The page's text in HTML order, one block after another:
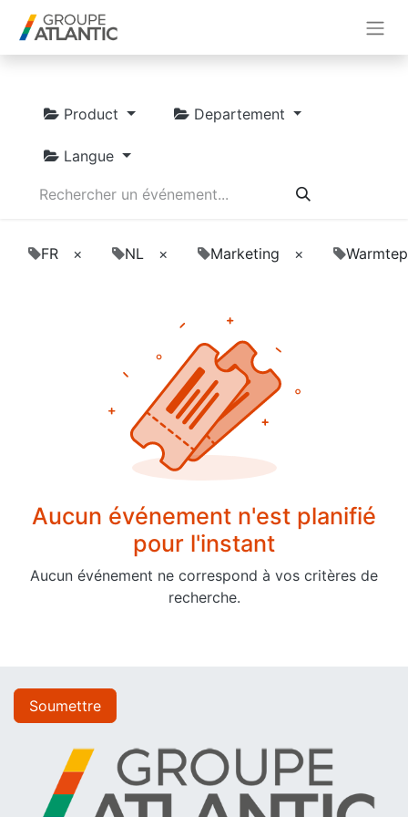
Product Departement
Langue
FR × NL × Marketing ×
Aucun événement n'est planifié
pour l'instant
Aucun événement ne correspond à vos critères de
recherche.
Soumettre